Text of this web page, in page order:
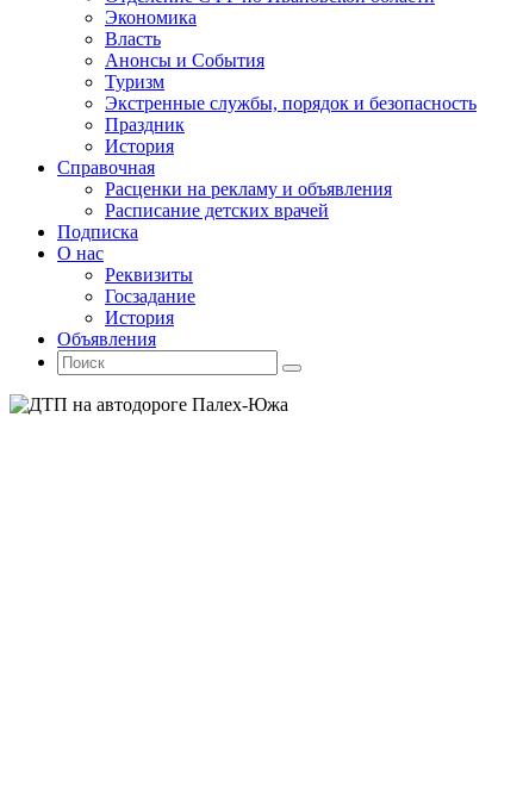
Экономика
Власть
Анонсы и События
Туризм
Экстренные службы, порядок и безопасность
Праздник
История
Справочная
Расценки на рекламу и объявления
Расписание детских врачей
Подписка
О нас
Реквизиты
Госзадание
История
Объявления
Поиск
Искать:
Поиск